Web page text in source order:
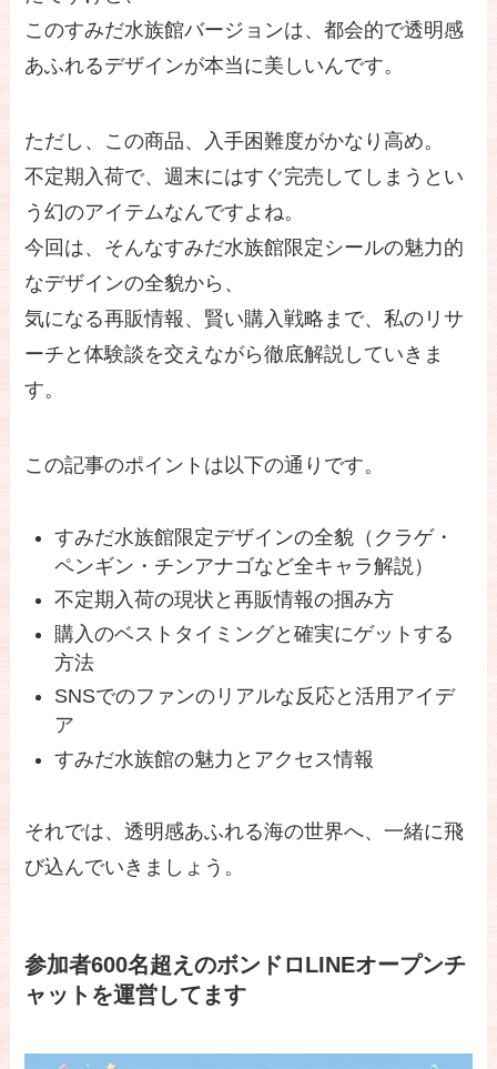
このすみだ水族館バージョンは、都会的で透明感
あふれるデザインが本当に美しいんです。
ただし、この商品、入手困難度がかなり高め。
不定期入荷で、週末にはすぐ完売してしまうとい
う幻のアイテムなんですよね。
今回は、そんなすみだ水族館限定シールの魅力的
なデザインの全貌から、
気になる再販情報、賢い購入戦略まで、私のリサ
ーチと体験談を交えながら徹底解説していきま
す。
この記事のポイントは以下の通りです。
すみだ水族館限定デザインの全貌（クラゲ・
ペンギン・チンアナゴなど全キャラ解説）
不定期入荷の現状と再販情報の掴み方
購入のベストタイミングと確実にゲットする
方法
SNSでのファンのリアルな反応と活用アイデ
ア
すみだ水族館の魅力とアクセス情報
それでは、透明感あふれる海の世界へ、一緒に飛
び込んでいきましょう。
参加者600名超えのボンドロLINEオープンチ
ャットを運営してます